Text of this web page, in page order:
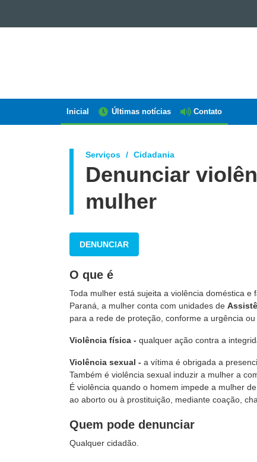
PARANÁ
Navegação
Inicial Últimas notícias Contato
Serviços Cidadania
Denunciar
mulher
DENUNCIAR
O que é
Toda mulher está sujeita a violência doméstica e
Paraná, a mulher conta com unidades de
para a rede de proteção, conforme a urgência ou
Violência física - qualquer ação contra a
Violência sexual - a vítima é obrigada a
Também é violência sexual induzir a mulher a
É violência quando o homem impede a mulher
ao aborto ou à prostituição, mediante coação,
Quem pode denunciar
Qualquer cidadão.